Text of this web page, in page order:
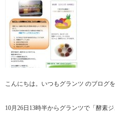
こんにちは。いつもグランツ のブログ
10月26日13時半からグランツで「酵素